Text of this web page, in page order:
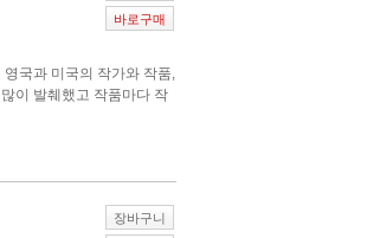
국과 미국의 작가와 작품,
이 발췌했고 작품마다 작
바로구매
장바구니